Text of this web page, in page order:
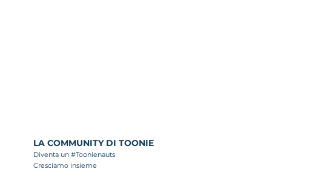
LA COMMUNITY DI TOONIE
Diventa un #Toonienauts
Cresciamo insieme